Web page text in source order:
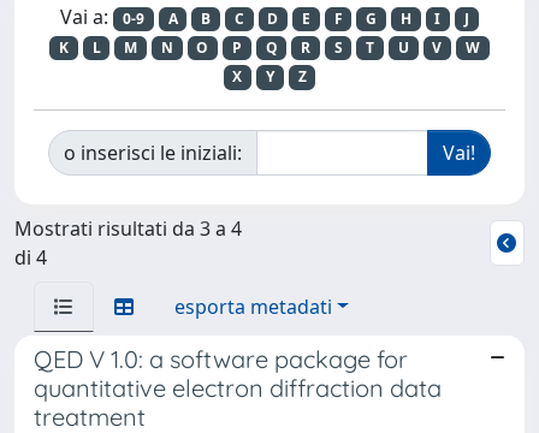
Vai a: 0-9 A B C D E F G H I
J
K
L M N O P Q R S T U V
W
X
Y Z
o inserisci le iniziali:
Mostrati risultati da 3 a 4
di 4
esporta metadati
QED V 1.0: a software package for
quantitative electron diffraction data
treatment